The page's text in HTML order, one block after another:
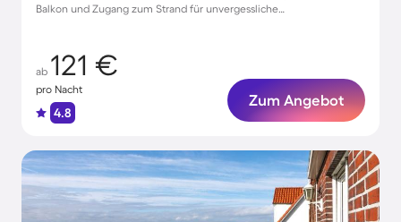
Balkon und Zugang zum Strand für unvergessliche
ab 121 €
pro Nacht
4.8
Zum Angebot